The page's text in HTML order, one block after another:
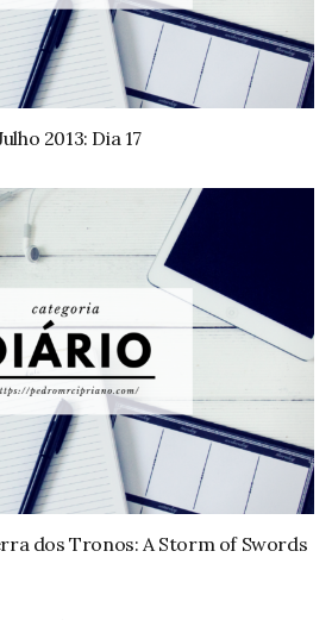
2013: Dia 17
dos Tronos: A Storm of Swords